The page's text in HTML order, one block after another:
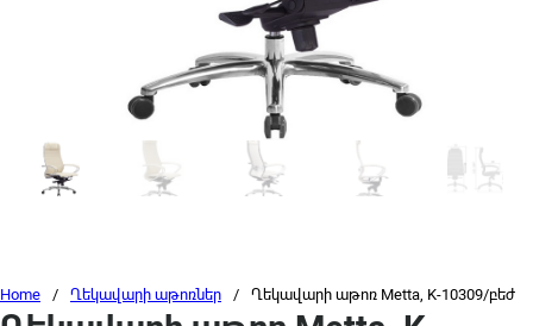
Home / Ղեկավարի աթոռներ / Ղեկավարի աթոռ Metta, K-10309/բեժ